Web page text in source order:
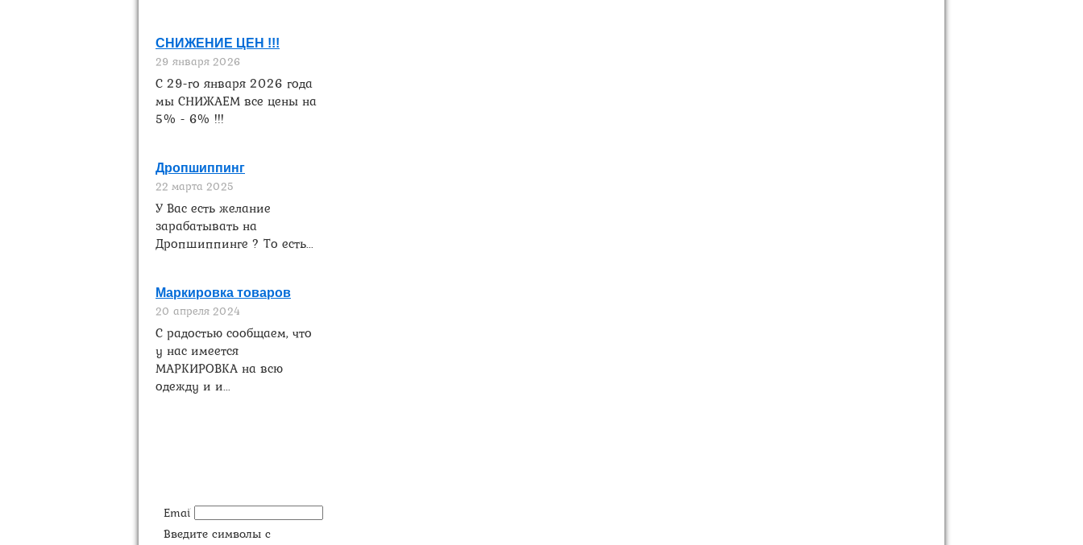
СНИЖЕНИЕ ЦЕН !!!
29 января 2026
С 29-го января 2026 года
мы СНИЖАЕМ все цены на
5% - 6% !!!
Дропшиппинг
22 марта 2025
У Вас есть желание
зарабатывать на
Дропшиппинге ? То есть...
Маркировка товаров
20 апреля 2024
С радостью сообщаем, что
у нас имеется
МАРКИРОВКА на всю
одежду и и...
Email
Введите символы с